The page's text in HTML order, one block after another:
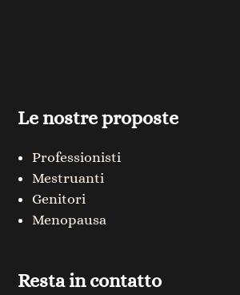
Le nostre proposte
Professionisti
Mestruanti
Genitori
Menopausa
Resta in contatto